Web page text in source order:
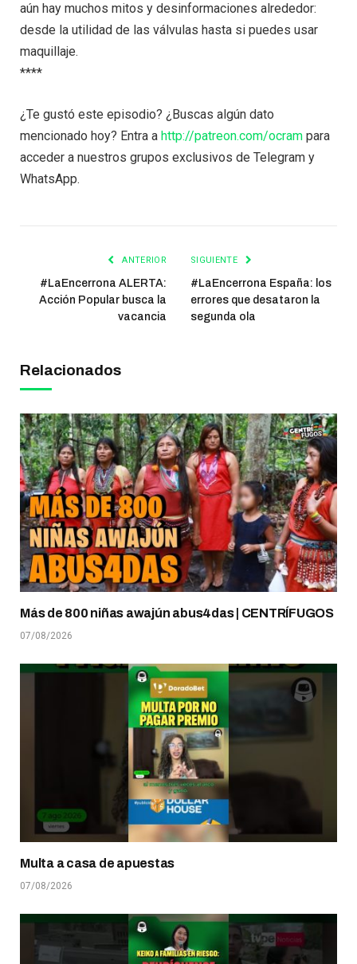
aún hay muchos mitos y desinformaciones alrededor:
desde la utilidad de las válvulas hasta si puedes usar
maquillaje.
****
¿Te gustó este episodio? ¿Buscas algún dato
mencionado hoy? Entra a http://patreon.com/ocram para
acceder a nuestros grupos exclusivos de Telegram y
WhatsApp.
ANTERIOR
#LaEncerrona ALERTA:
Acción Popular busca la
vacancia
SIGUIENTE
#LaEncerrona España: los
errores que desataron la
segunda ola
Relacionados
Más de 800 niñas awajún abus4das | CENTRÍFUGOS
07/08/2026
Multa a casa de apuestas
07/08/2026